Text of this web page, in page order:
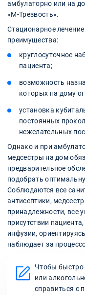
амбулаторно или на
«М-Трезвость».
Стационарное
преимущества:
круглосуточное
пациента;
возможность
которых на дому
установка
постоянных
нежелательных
Однако и при
медсестры на дом
предварительное
подобрать
Соблюдаются все
антисептики,
принадлежности, все
присутствии
инфузии,
наблюдает за
Чтобы быстро
или
справиться с